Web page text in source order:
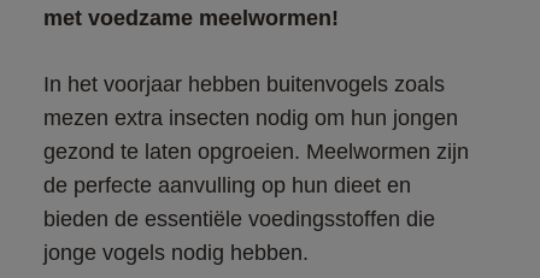
met voedzame meelwormen!
In het voorjaar hebben buitenvogels zoals
mezen extra insecten nodig om hun jongen
gezond te laten opgroeien. Meelwormen zijn
de perfecte aanvulling op hun dieet en
bieden de essentiële voedingsstoffen die
jonge vogels nodig hebben.